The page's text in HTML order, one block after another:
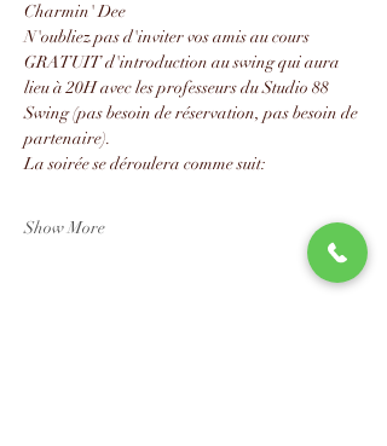
Charmin' Dee
N'oubliez pas d'inviter vos amis au cours
GRATUIT d'introduction au swing qui aura
lieu à 20H avec les professeurs du Studio 88
Swing (pas besoin de réservation, pas besoin de
partenaire).
La soirée se déroulera comme suit:
Show More